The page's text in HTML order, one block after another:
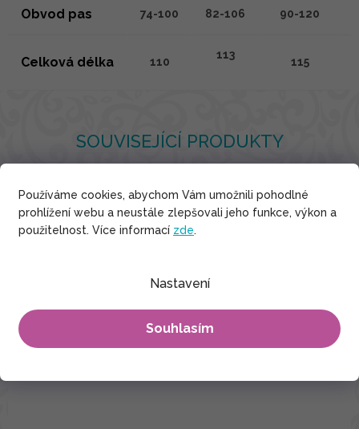
Používáme cookies, abychom Vám umožnili pohodlné
prohlížení webu a neustále zlepšovali jeho funkce, výkon a
použitelnost. Více informací zde.
Nastavení
Souhlasím
SOUVISEJÍCÍ PRODUKTY
Obvod pas 74-100 82-106 90-120
Celková délka 110
113
115